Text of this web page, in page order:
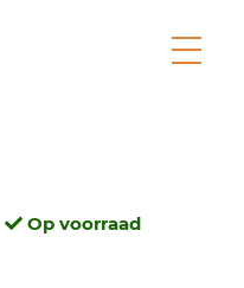
Op voorraad